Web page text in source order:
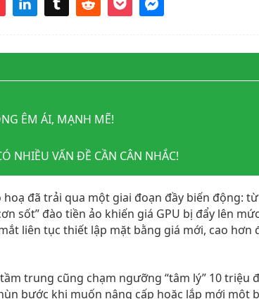
ÊM ÁI, MẠNH MẼ!
NHIỀU VẤN ĐỀ CẦN CÂN NHẮC!
đã trải qua một giai đoạn đầy biến động:
sốt” đào tiền ảo khiến giá GPU bị đẩy lên
liên tục thiết lập mặt bằng giá mới, cao hơn
trung cũng chạm ngưỡng “tâm lý” 10 triệu
bước khi muốn nâng cấp hoặc lắp mới một